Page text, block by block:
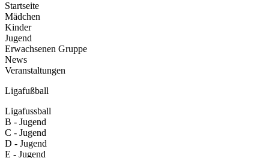
Startseite
Mädchen
Kinder
Jugend
Erwachsenen Gruppe
News
Veranstaltungen
Ligafußball
Ligafussball
B - Jugend
C - Jugend
D - Jugend
E - Jugend